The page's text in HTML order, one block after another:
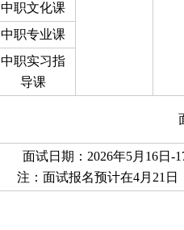
中职文化课
中职专业课
中职实习指
导课
面试日期：2026年5月16日-
注：面试报名预计在4月21日